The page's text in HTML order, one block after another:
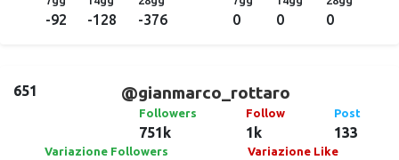
-92 -128 -376 0 0 0
651 @gianmarco_rottaro
Followers
751k
Follow
1k
Post
133
Variazione Followers
Variazione Like